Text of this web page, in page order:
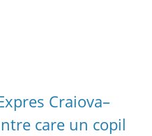
Craiova–
care un copil